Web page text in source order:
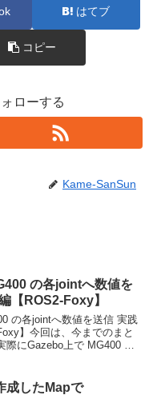
はてブ
コピー
ローする
Kame-SanSun
の各jointへ数値を
【ROS2-Foxy】
の各jointへ数値を送信 実践
】今回は、今までのまと
際にGazebo上で MG400 が
成したMapで